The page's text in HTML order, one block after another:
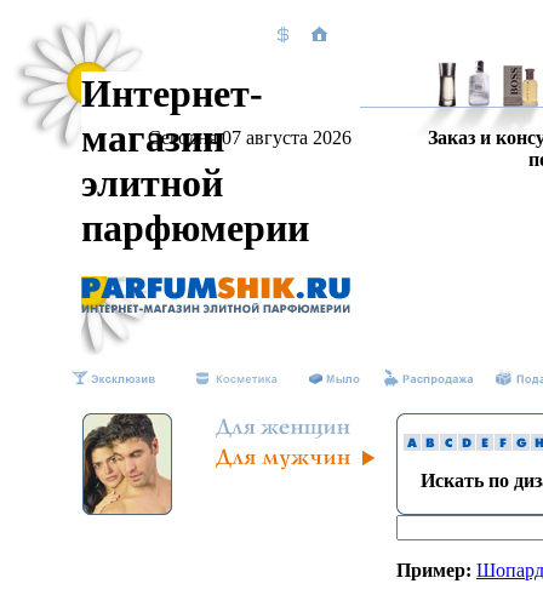
Интернет-
магазин
элитной
парфюмерии
Сегодня 07 августа 2026
Заказ и
Искать по
Пример: Шопард